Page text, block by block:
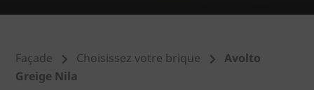
Façade Choisissez votre brique
Avolto
Greige Nila